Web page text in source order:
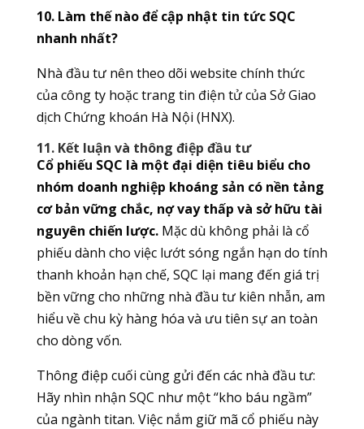
10. Làm thế nào để cập nhật tin tức SQC
nhanh nhất?
Nhà đầu tư nên theo dõi website chính thức
của công ty hoặc trang tin điện tử của Sở Giao
dịch Chứng khoán Hà Nội (HNX).
11. Kết luận và thông điệp đầu tư
Cổ phiếu SQC là một đại diện tiêu biểu cho
nhóm doanh nghiệp khoáng sản có nền tảng
cơ bản vững chắc, nợ vay thấp và sở hữu tài
nguyên chiến lược.Mặc dù không phải là cổ
phiếu dành cho việc lướt sóng ngắn hạn do tính
thanh khoản hạn chế, SQC lại mang đến giá trị
bền vững cho những nhà đầu tư kiên nhẫn, am
hiểu về chu kỳ hàng hóa và ưu tiên sự an toàn
cho dòng vốn.
Thông điệp cuối cùng gửi đến các nhà đầu tư:
Hãy nhìn nhận SQC như một “kho báu ngầm”
của ngành titan. Việc nắm giữ mã cổ phiếu này